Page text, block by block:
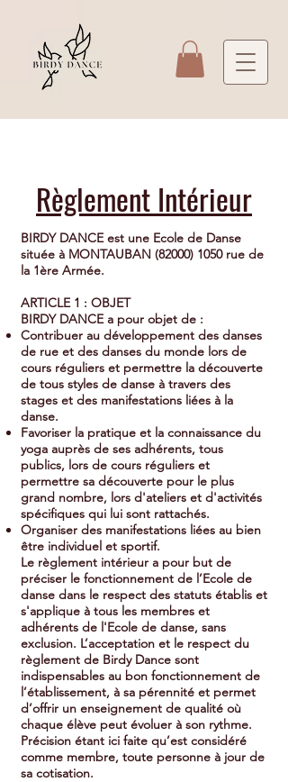
Règlement Intérieur
BIRDY DANCE est une Ecole de Danse
située à MONTAUBAN (82000) 1050rue de
la 1ère Armée.
ARTICLE 1 : OBJET
BIRDY DANCE a pour objet de :
Contribuer au développement des danses
de rue et des danses du monde lors de
cours réguliers et permettre la découverte
de tous styles de danse à travers des
stages et des manifestations liées à la
danse.
Favoriser la pratique et la connaissance du
yoga auprès de ses adhérents, tous
publics, lors de cours réguliers et
permettre sa découverte pour le plus
grand nombre, lors d'ateliers et d'activités
spécifiques qui lui sont rattachés.
Organiser des manifestations liées au bien
être individuel et sportif.
Le règlement intérieur a pour but de
préciser le fonctionnement de l’Ecole de
danse dans le respect des statuts établis et
s'applique à tous les membres et
adhérents de l'Ecole de danse, sans
exclusion. L’acceptation et le respect du
règlement de Birdy Dance sont
indispensables au bon fonctionnement de
l’établissement, à sa pérennité et permet
d’offrir un enseignement de qualité où
chaque élève peut évoluer à son rythme.
Précision étant ici faite qu’est considéré
comme membre, toute personne à jour de
sa cotisation.